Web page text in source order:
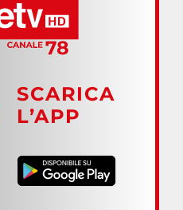
SCARICA
L’APP